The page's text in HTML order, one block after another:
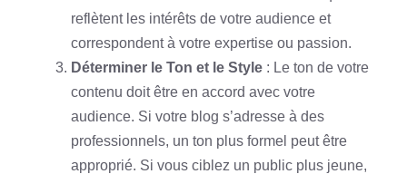
reflètent les intérêts de votre audience et
correspondent à votre expertise ou passion.
Déterminer le Ton et le Style : Le ton de votre
contenu doit être en accord avec votre
audience. Si votre blog s’adresse à des
professionnels, un ton plus formel peut être
approprié. Si vous ciblez un public plus jeune,